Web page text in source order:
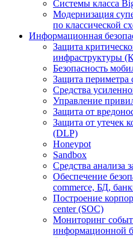
Системы класса
Модернизация
по классической
Информационная
Защита
инфраструктуры
Безопасность
Защита периметра
Средства
Управление
Защита от
Защита от утечек
(DLP)
Honeypot
Sandbox
Средства анализа
Обеспечение
commerce, БД,
Построение
center (SOC)
Мониторинг
информационной